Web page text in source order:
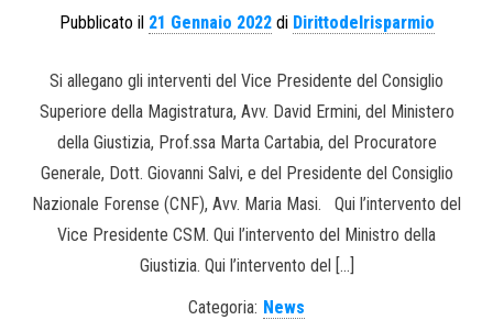
Pubblicato il 21 Gennaio 2022di Dirittodelrisparmio
Si allegano gli interventi del Vice Presidente del Consiglio
Superiore della Magistratura, Avv. David Ermini, del Ministero
della Giustizia, Prof.ssa Marta Cartabia, del Procuratore
Generale, Dott. Giovanni Salvi, e del Presidente del Consiglio
Nazionale Forense (CNF), Avv. Maria Masi. Qui l’intervento del
Vice Presidente CSM. Qui l’intervento del Ministro della
Giustizia. Qui l’intervento del […]
Categoria: News